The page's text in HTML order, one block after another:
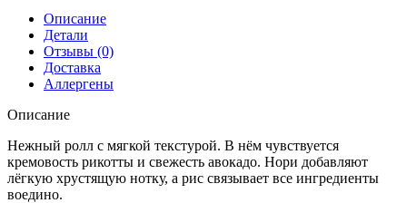
Описание
Детали
Отзывы (0)
Доставка
Аллергены
Описание
Нежный ролл с мягкой текстурой. В нём чувствуется
кремовость рикотты и свежесть авокадо. Нори добавляют
лёгкую хрустящую нотку, а рис связывает все ингредиенты
воедино.